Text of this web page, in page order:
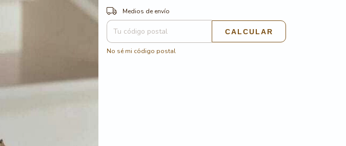
Entregas para el CP:
Medios de envío
CALCULAR
No sé mi código postal